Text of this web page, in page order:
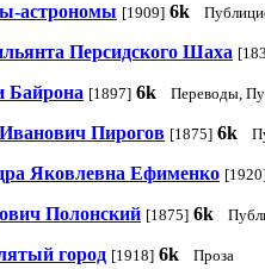
астрономы [1909] 6k
Персидского Шаха
Байрона [1897] 6k Переводы,
Пирогов [1875] 6k
Яковлевна Ефименко
Полонский [1875] 6k
город [1918] 6k Проза